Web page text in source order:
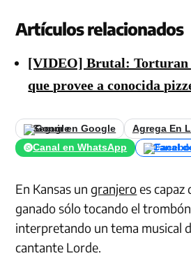
Artículos relacionados
[VIDEO] Brutal: Torturan
que provee a conocida
Seguir en Google
Agrega En
Canal en WhatsApp
Canal
En Kansas ungranjeroes capaz
ganado sólo tocando el
interpretando un tema musical
cantante Lorde.